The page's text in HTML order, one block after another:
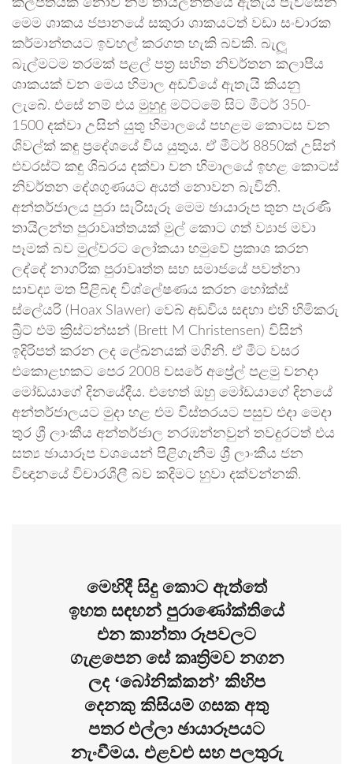
කල්පිතයක් නොවී නම් තායිලන්තයේ ඇතැයි පැවසෙන
මෙම ශාකය ජපානයේ සකුරා ශාකයටත් වඩා සංචාරක
කර්මාන්තයට ඉවහල් කරගත හැකි බවකි. බැලූ
බැල්මටම තරමක් පළල් පත්‍ර සහිත නිවර්තන කලාපීය
ශාකයක් වන මෙය හිමාල අඩවියේ ඇතැයි කියනු
ලැබේ. එසේ නම් එය මුහුදු මට්ටමේ සිට මීටර් 350-
1500 දක්වා උසින් යුතු හිමාලයේ පහළම කොටස වන
ශිවල්ක් කඳු ප්‍ර‍දේශයේ විය යුතුය. ඒ මීටර් 8850ක් උසින්
එවරස්ට් කඳු ශිඛරය දක්වා වන හිමාලයේ ඉහළ කොටස්
නිවර්තන දේශගුණයට අයත් නොවන බැවිනි.
අන්තර්ජාලය පුරා සැරිසැරූ මෙම ඡායාරූප තුන පැරණි
තායිලන්ත පුරාවෘත්තයක් මුල් කොට ගත් ව්‍යාජ මවා
පෑමක් බව මුල්වරට ලෝකයා හමුවේ ප්‍රකාශ කරන
ලද්දේ නාගරික පුරාවෘත්ත සහ සමාජයේ පවත්නා
සාවද්‍ය මත පිළිබඳ විශ්ලේෂණය කරන හෝක්ස්
ස්ලේයරි (Hoax Slawer) වෙබ් අඩවිය සඳහා එහි හිමිකරු
බ්‍රීට් එම් ක්‍රිස්ටන්සන් (Brett M Christensen) විසින්
ඉදිරිපත් කරන ලද ලේඛනයක් මගිනි. ඒ මීට වසර
එකොළහකට පෙර 2008 වසරේ අප්‍රේල් පළමු වනදා
මෝඩයාගේ දිනයේදීය. එහෙත් ඔහු මෝඩයාගේ දිනයේ
අන්තර්ජාලයට මුදා හළ එම විස්තරයට පසුව එදා මෙදා
තුර ශ්‍රී ලාංකීය අන්තර්ජාල නරඹන්නවුන් තවදුරටත් එය
සත්‍ය ඡායාරූප වශයෙන් පිළිගැනීම ශ්‍රී ලාංකීය ජන
විඥානයේ විචාරශීලී බව කදිමට හුවා දක්වන්නකි.
මෙහිදී සිදු කොට ඇත්තේ
ඉහත සඳහන් පුරාණෝක්තියේ
එන කාන්තා රූපවලට
ගැළපෙන සේ කෘත්‍රිමව නගන
ලද ‘බෝනික්කන්’ කිහිප
දෙනකු කිසියම් ගසක අතු
පතර එල්ලා ඡායාරූපයට
නැංවීමය. එළවළු සහ පලතුරු